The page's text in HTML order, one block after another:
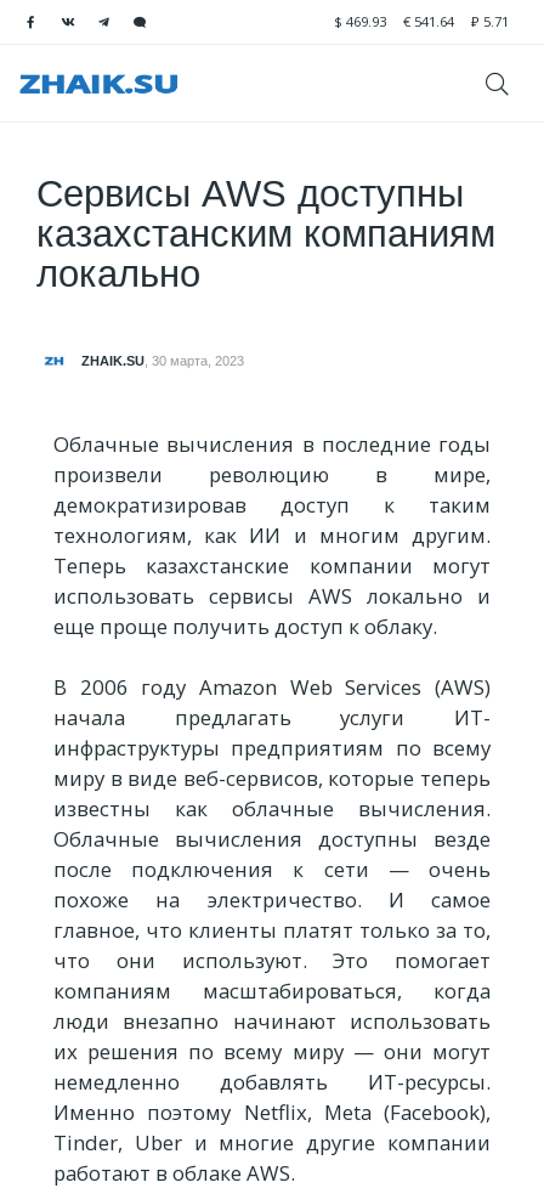
$ 469.93 € 541.64 ₽ 5.71
Сервисы AWS доступны
казахстанским компаниям
локально
ZHAIK.SU 30 марта, 2023
Облачные вычисления в последние годы
произвели революцию в мире,
демократизировав доступ к таким
технологиям, как ИИ и многим другим.
Теперь казахстанские компании могут
использовать сервисы AWS локально и
еще проще получить доступ к облаку.
В 2006 году Amazon Web Services (AWS)
начала предлагать услуги ИТ-
инфраструктуры предприятиям по всему
миру в виде веб-сервисов, которые теперь
известны как облачные вычисления.
Облачные вычисления доступны везде
после подключения к сети — очень
похоже на электричество. И самое
главное, что клиенты платят только за то,
что они используют. Это помогает
компаниям масштабироваться, когда
люди внезапно начинают использовать
их решения по всему миру — они могут
немедленно добавлять ИТ-ресурсы.
Именно поэтому Netflix, Meta (Facebook),
Tinder, Uber и многие другие компании
работают в облаке AWS.